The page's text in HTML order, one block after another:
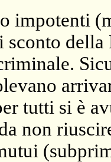
impotenti
sconto
tutti si è
non